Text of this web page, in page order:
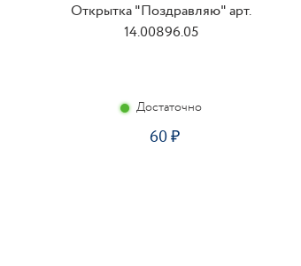
Открытка "Поздравляю" арт.
14.00896.05
Достаточно
60